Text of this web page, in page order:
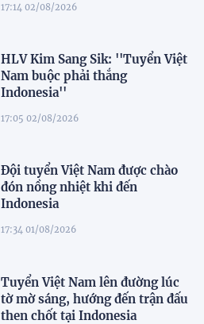
17:14 02/08/2026
HLV Kim Sang Sik: ''Tuyển Việt
Nam buộc phải thắng
Indonesia''
17:05 02/08/2026
Đội tuyển Việt Nam được chào
đón nồng nhiệt khi đến
Indonesia
17:34 01/08/2026
Tuyển Việt Nam lên đường lúc
tờ mờ sáng, hướng đến trận đấu
then chốt tại Indonesia